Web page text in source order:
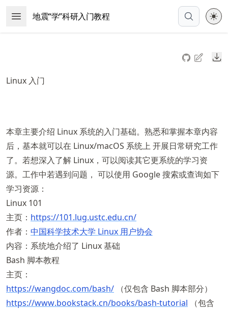
to
article
to
article
Open Menu
地震“学”科研入门教程
Linux 入门
本章主要介绍 Linux 系统的入门基础。熟悉和掌握本章内容
后，基本就可以在 Linux/macOS 系统上 开展日常研究工作
了。若想深入了解 Linux，可以阅读其它更系统的学习资
源。工作中若遇到问题， 可以使用 Google 搜索或查询如下
学习资源：
Linux 101
主页： https://101.lug.ustc.edu.cn/
作者： 中国科学技术大学 Linux 用户协会
内容：系统地介绍了 Linux 基础
Bash 脚本教程
主页：
https://wangdoc.com/bash/ （仅包含 Bash 脚本部分）
https://www.bookstack.cn/books/bash-tutorial （包含